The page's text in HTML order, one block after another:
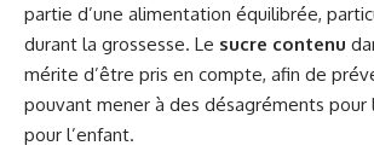
partie d’une alimentation équilibrée,
durant la grossesse. Le sucre contenu
mérite d’être pris en compte, afin de
pouvant mener à des désagréments pour
pour l’enfant.